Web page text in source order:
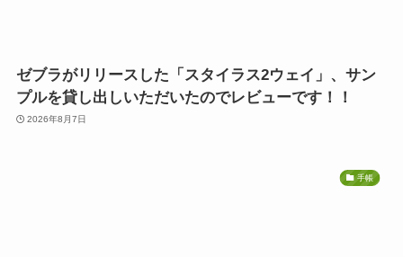
ゼブラがリリースした「スタイラス2ウェイ」、サン
プルを貸し出しいただいたのでレビューです！！
2026年8月7日
手帳